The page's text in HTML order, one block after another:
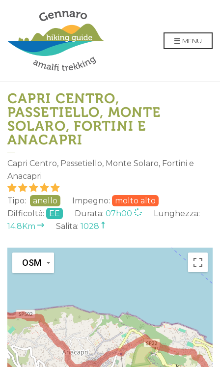
MENU
CAPRI CENTRO,
PASSETIELLO, MONTE
SOLARO, FORTINI E
ANACAPRI
Capri Centro, Passetiello, Monte Solaro, Fortini e
Anacapri
Tipo: anello Impegno:
molto alto
Difficoltà:
EE Durata: 07h00
Lunghezza:
14.8Km
Salita: 1028
OSM